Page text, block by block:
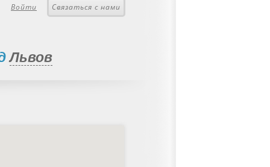
Войти Связаться с нами
Львов